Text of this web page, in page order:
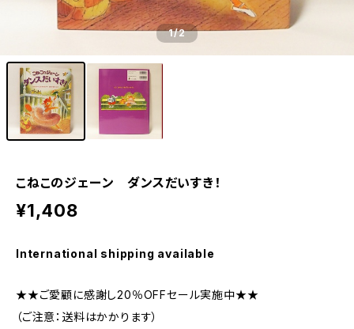
1/2
こねこのジェーン ダンスだいすき！
¥1,408
International shipping available
★★ご愛顧に感謝し20％OFFセール実施中★★
（ご注意：送料はかかります）